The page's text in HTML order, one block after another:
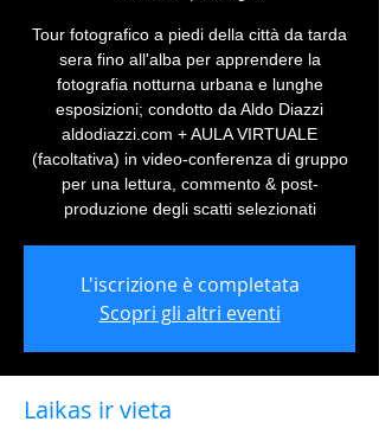
Tour fotografico a piedi della città da tarda
sera fino all'alba per apprendere la
fotografia notturna urbana e lunghe
esposizioni; condotto da Aldo Diazzi
aldodiazzi.com + AULA VIRTUALE
(facoltativa) in video-conferenza di gruppo
per una lettura, commento & post-
produzione degli scatti selezionati
L'iscrizione è completata
Scopri gli altri eventi
Laikas ir vieta